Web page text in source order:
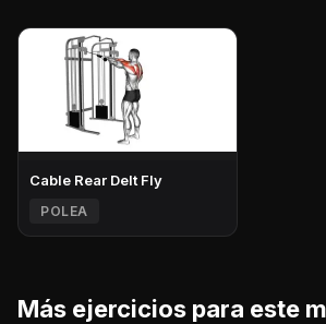
Cable Rear Delt Fly
POLEA
Más ejercicios para este